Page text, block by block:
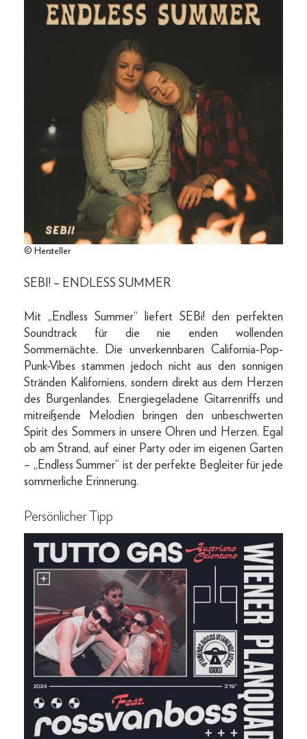
© Hersteller
SEBI! – ENDLESS SUMMER
Mit „Endless Summer“ liefert SEBi! den perfekten
Soundtrack für die nie enden wollenden
Sommernächte. Die unverkennbaren California-Pop-
Punk-Vibes stammen jedoch nicht aus den sonnigen
Stränden Kaliforniens, sondern direkt aus dem Herzen
des Burgenlandes. Energiegeladene Gitarrenriffs und
mitreißende Melodien bringen den unbeschwerten
Spirit des Sommers in unsere Ohren und Herzen. Egal
ob am Strand, auf einer Party oder im eigenen Garten
– „Endless Summer“ ist der perfekte Begleiter für jede
sommerliche Erinnerung.
Persönlicher Tipp